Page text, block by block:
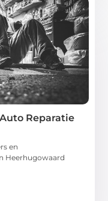
Reparatie
en
Heerhugowaard